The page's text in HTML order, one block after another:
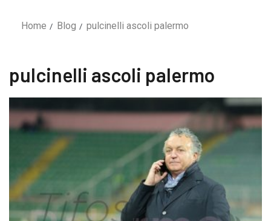
Home Blog pulcinelli ascoli palermo
pulcinelli ascoli palermo